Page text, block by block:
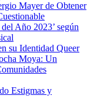
Mayer de Obtener
Año 2023’ según
su Identidad Queer
Moya: Un
Estigmas y